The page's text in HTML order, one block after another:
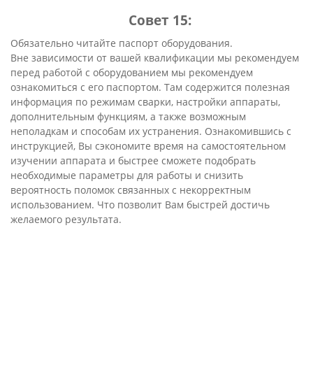
Совет 15:
Обязательно читайте паспорт оборудования.
Вне зависимости от вашей квалификации мы рекомендуем
перед работой с оборудованием мы рекомендуем
ознакомиться с его паспортом. Там содержится полезная
информация по режимам сварки, настройки аппараты,
дополнительным функциям, а также возможным
неполадкам и способам их устранения. Ознакомившись с
инструкцией, Вы сэкономите время на самостоятельном
изучении аппарата и быстрее сможете подобрать
необходимые параметры для работы и снизить
вероятность поломок связанных с некорректным
использованием. Что позволит Вам быстрей достичь
желаемого результата.